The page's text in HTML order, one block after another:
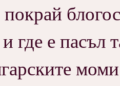
и где е